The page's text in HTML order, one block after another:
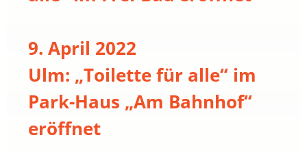
9. April 2022
Ulm: „Toilette für alle“ im
Park-Haus „Am Bahnhof“
eröffnet